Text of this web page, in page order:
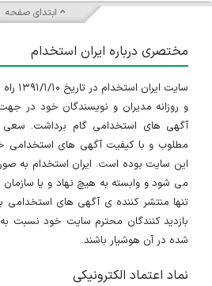
ابتدای صفحه
مختصری درباره ایران استخدام
سایت
و روزانه مدیران و نویسندگان خود در
آگهی های استخدامی گام برداشت. سعی
مطلوب و با کیفیت آگهی های استخدامی
این سایت بوده است. ایران استخدام به
می شود و وابسته به هیچ نهاد و یا
تنها منتشر کننده ی آگهی های استخدامی
بازدید کنندگان محترم سایت خود نسبت
شده در آن هوشیار باشند.
نماد اعتماد الکترونیکی